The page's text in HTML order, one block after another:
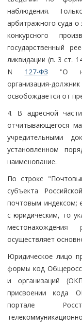
наблюдения.
арбитражного суда о
конкурсного
государственный
ликвидации (п. 3 ст.
N 127-ФЗ "О
организация-
освобождается от
4. В адресной
отчитывающегося
учредительными
установленном
наименование.
По строке
субъекта
почтовым индексом;
с юридическим, то
осуществляет
Юридическое лицо
формы код
и организаций
присвоении кода
портале